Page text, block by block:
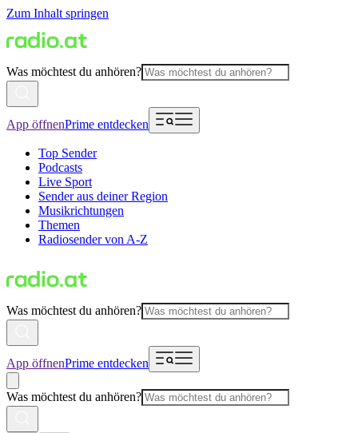
Zum Inhalt springen
Was möchtest du anhören?
App öffnenPrime entdecken
Top Sender
Podcasts
Live Sport
Sender aus deiner Region
Musikrichtungen
Themen
Radiosender von A-Z
Was möchtest du anhören?
App öffnenPrime entdecken
Was möchtest du anhören?